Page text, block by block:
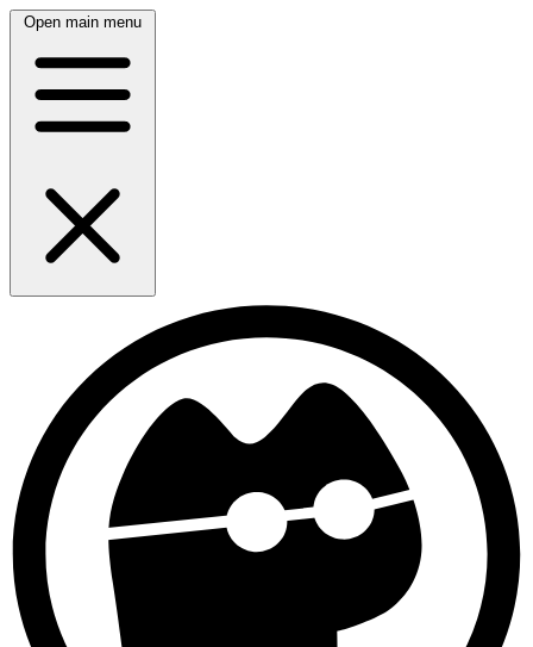
Open main menu